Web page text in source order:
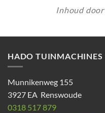
Inhoud door
HADO TUINMACHINES
Munnikenweg 155
3927 EA Renswoude
0318 517 879